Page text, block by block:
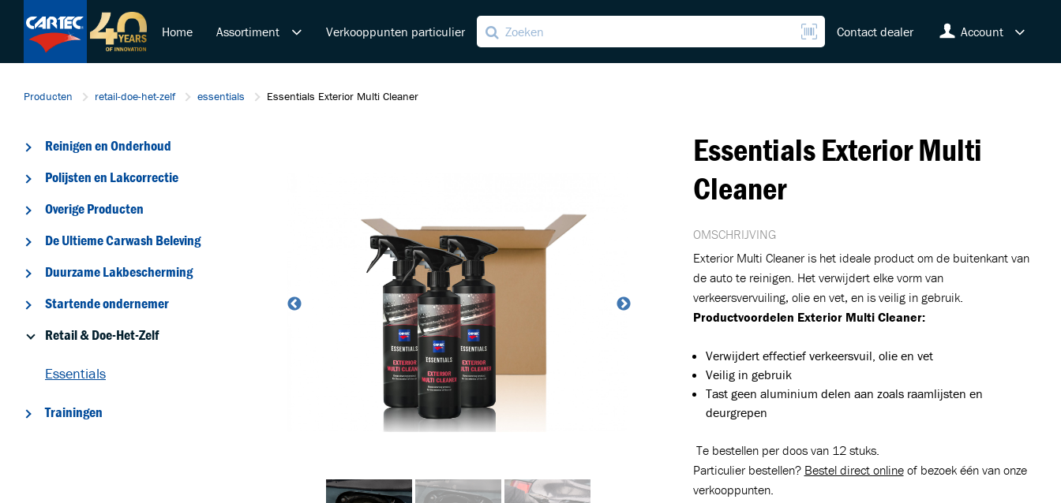
Home Assortiment
Polijsten en Lakcorrectie
Verkooppunten particulier Contact dealer Account
Producten retail-doe-het-zelf essentials Essentials Exterior Multi Cleaner
Reinigen en Onderhoud
Polijsten en Lakcorrectie
Overige Producten
De Ultieme Carwash Beleving
Duurzame Lakbescherming
Startende ondernemer
Retail & Doe-Het-Zelf
Essentials
Trainingen
Essentials Exterior Multi
Cleaner
OMSCHRIJVING
Exterior Multi Cleaner is het ideale product om de buitenkant van
de auto te reinigen. Het verwijdert elke vorm van
verkeersvervuiling, olie en vet, en is veilig in gebruik.
Productvoordelen Exterior Multi Cleaner:
Verwijdert effectief verkeersvuil, olie en vet
Veilig in gebruik
Tast geen aluminium delen aan zoals raamlijsten en
deurgrepen
Te bestellen per doos van 12 stuks.
Particulier bestellen? Bestel direct onlineof bezoek één van onze
verkooppunten.